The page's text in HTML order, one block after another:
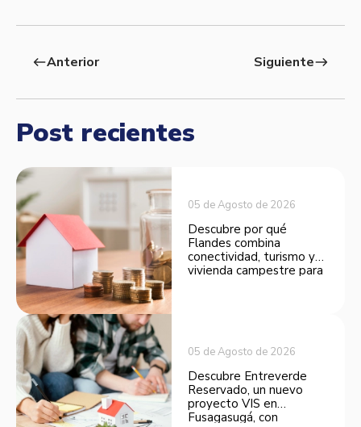
westAnterior Siguienteeast
Post recientes
05 de Agosto de 2026
Descubre por qué
Flandes combina
conectividad, turismo y
vivienda campestre para
05 de Agosto de 2026
Descubre Entreverde
Reservado, un nuevo
proyecto VIS en
Fusagasugá, con